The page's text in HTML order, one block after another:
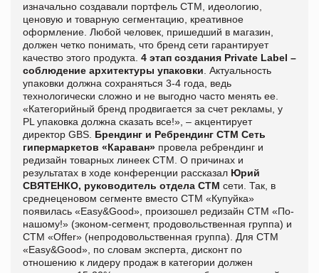
изначально создавали портфель СТМ, идеологию,
ценовую и товарную сегментацию, креативное
оформление. Любой человек, пришедший в магазин,
должен четко понимать, что бренд сети гарантирует
качество этого продукта. 4 этап создания Private Label –
соблюдение архитектуры упаковки . Актуальность
упаковки должна сохраняться 3-4 года, ведь
технологически сложно и не выгодно часто менять ее.
«Категорийный бренд продвигается за счет рекламы, у
PL упаковка должна сказать все!», – акцентирует
директор GBS. Брендинг и Ребрендинг СТМ Сеть
гипермаркетов «Караван» провела ребрендинг и
редизайн товарных линеек СТМ. О причинах и
результатах в ходе конференции рассказал Юрий
СВЯТЕНКО, руководитель отдела СТМ сети. Так, в
среднеценовом сегменте вместо СТМ «Купуйка»
появилась «Еasy&Good», произошел редизайн СТМ «По-
нашому!» (эконом-сегмент, продовольственная группа) и
СТМ «Offer» (непродовольственная группа). Для СТМ
«Еasy&Good», по словам эксперта, дисконт по
отношению к лидеру продаж в категории должен